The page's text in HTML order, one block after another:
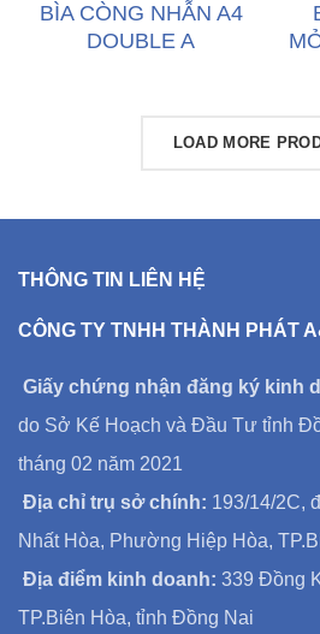
BÌA CÒNG NHẪN A4
DOUBLE A
LOAD MORE
THÔNG TIN LIÊN HỆ
CÔNG TY TNHH THÀNH PHÁT
Giấy chứng nhận đăng ký kinh
do Sở Kế Hoạch và Đầu Tư tỉnh
tháng 02 năm 2021
Địa chỉ trụ sở chính: 193/14/2C,
Nhất Hòa, Phường Hiệp Hòa,
Địa điểm kinh doanh: 339 Đồng
TP.Biên Hòa, tỉnh Đồng Nai